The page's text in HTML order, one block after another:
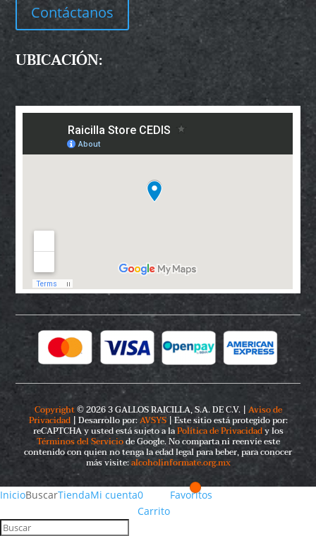
Contáctanos
UBICACIÓN:
Copyright© 2026 3 GALLOS RAICILLA, S.A. DE C.V. | Aviso de
Privacidad| Desarrollo por:AVSYS| Este sitio está protegido por:
reCAPTCHA y usted está sujeto a laPolítica de Privacidady los
Términos del Serviciode Google. No comparta ni reenvíe este
contenido con quien no tenga la edad legal para beber, para conocer
más visite:alcoholinformate.org.mx
InicioBuscarTiendaMi cuenta0
Carrito
Favoritos